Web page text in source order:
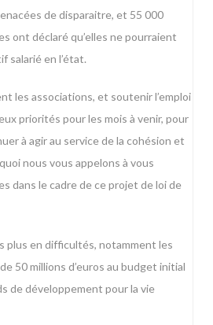
de disparaitre, et 55 000
ont déclaré qu’elles ne pourraient
salarié en l’état.
les associations, et soutenir l’emploi
priorités pour les mois à venir, pour
à agir au service de la cohésion et
nous vous appelons à vous
dans le cadre de ce projet de loi de
plus en difficultés, notamment les
50 millions d’euros au budget initial
de développement pour la vie